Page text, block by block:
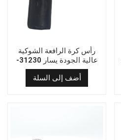
رأس كرة الرافعة الشوكية
عالية الجودة يسار 31230-
02540
أضف إلى السلة